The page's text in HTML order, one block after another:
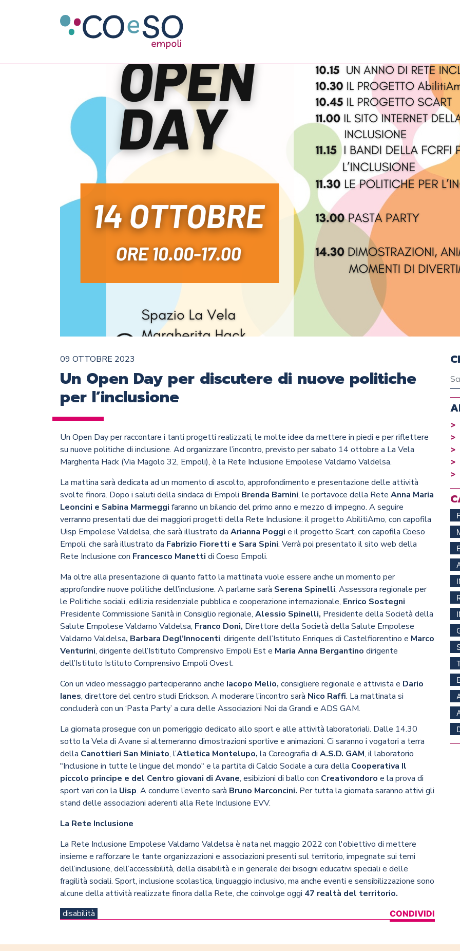
09 OTTOBRE 2023
Un Open Day per discutere di nuove politiche
per l’inclusione
Un Open Day per raccontare i tanti progetti realizzati, le molte idee da mettere in piedi e per riflettere
su nuove politiche di inclusione. Ad organizzare l’incontro, previsto per sabato 14 ottobre a La Vela
Margherita Hack (Via Magolo 32, Empoli), è la Rete Inclusione Empolese Valdarno Valdelsa.
La mattina sarà dedicata ad un momento di ascolto, approfondimento e presentazione delle attività
svolte finora. Dopo i saluti della sindaca di Empoli Brenda Barnini, le portavoce della Rete Anna Maria
Leoncini e Sabina Marmeggi faranno un bilancio del primo anno e mezzo di impegno. A seguire
verranno presentati due dei maggiori progetti della Rete Inclusione: il progetto AbilitiAmo, con capofila
Uisp Empolese Valdelsa, che sarà illustrato da Arianna Poggi e il progetto Scart, con capofila Coeso
Empoli, che sarà illustrato da Fabrizio Fioretti e Sara Spini. Verrà poi presentato il sito web della
Rete Inclusione con Francesco Manetti di Coeso Empoli.
Ma oltre alla presentazione di quanto fatto la mattinata vuole essere anche un momento per
approfondire nuove politiche dell’inclusione. A parlarne sarà Serena Spinelli, Assessora regionale per
le Politiche sociali, edilizia residenziale pubblica e cooperazione internazionale, Enrico Sostegni
Presidente Commissione Sanità in Consiglio regionale, Alessio Spinelli, Presidente della Società della
Salute Empolese Valdarno Valdelsa, Franco Doni, Direttore della Società della Salute Empolese
Valdarno Valdelsa, Barbara Degl’Innocenti, dirigente dell’Istituto Enriques di Castelfiorentino e Marco
Venturini, dirigente dell’Istituto Comprensivo Empoli Est e Maria Anna Bergantino dirigente
dell’Istituto Istituto Comprensivo Empoli Ovest.
Con un video messaggio parteciperanno anche Iacopo Melio, consigliere regionale e attivista e Dario
Ianes, direttore del centro studi Erickson. A moderare l’incontro sarà Nico Raffi. La mattinata si
concluderà con un ‘Pasta Party’ a cura delle Associazioni Noi da Grandi e ADS GAM.
La giornata prosegue con un pomeriggio dedicato allo sport e alle attività laboratoriali. Dalle 14.30
sotto la Vela di Avane si alterneranno dimostrazioni sportive e animazioni. Ci saranno i vogatori a terra
della Canottieri San Miniato, l’Atletica Montelupo, la Coreografia di A.S.D. GAM, il laboratorio
"Inclusione in tutte le lingue del mondo" e la partita di Calcio Sociale a cura della Cooperativa Il
piccolo principe e del Centro giovani di Avane, esibizioni di ballo con Creativondoro e la prova di
sport vari con la Uisp. A condurre l’evento sarà Bruno Marconcini. Per tutta la giornata saranno attivi gli
stand delle associazioni aderenti alla Rete Inclusione EVV.
La Rete Inclusione
La Rete Inclusione Empolese Valdarno Valdelsa è nata nel maggio 2022 con l'obiettivo di mettere
insieme e rafforzare le tante organizzazioni e associazioni presenti sul territorio, impegnate sui temi
dell’inclusione, dell’accessibilità, della disabilità e in generale dei bisogni educativi speciali e delle
fragilità sociali. Sport, inclusione scolastica, linguaggio inclusivo, ma anche eventi e sensibilizzazione sono
alcune della attività realizzate finora dalla Rete, che coinvolge oggi 47 realtà del territorio.
disabilità
CONDIVIDI